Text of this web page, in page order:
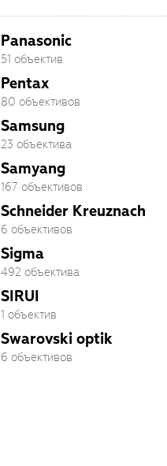
Panasonic
51 объектив
Pentax
80 объективов
Samsung
23 объектива
Samyang
167 объективов
Schneider Kreuznach
6 объективов
Sigma
492 объектива
SIRUI
1 объектив
Swarovski optik
6 объективов